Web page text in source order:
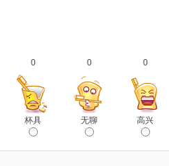
0
杯具
0
无聊
0
高兴